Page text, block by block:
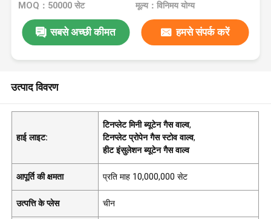
MOQ：50000 सेट मूल्य：विनिमय योग्य
सबसे अच्छी कीमत हमसे संपर्क करें
उत्पाद विवरण
हाई लाइट:
टिनप्लेट मिनी ब्यूटेन गैस वाल्व,
टिनप्लेट प्रोपेन गैस स्टोव वाल्व,
हीट इंसुलेशन ब्यूटेन गैस वाल्व
आपूर्ति की क्षमता प्रति माह 10,000,000 सेट
उत्पत्ति के प्लेस चीन